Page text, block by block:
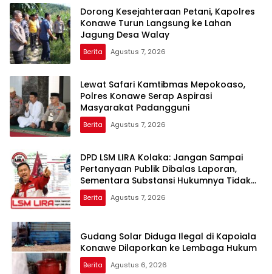
Dorong Kesejahteraan Petani, Kapolres
Konawe Turun Langsung ke Lahan
Jagung Desa Walay
Berita Agustus 7, 2026
Lewat Safari Kamtibmas Mepokoaso,
Polres Konawe Serap Aspirasi
Masyarakat Padangguni
Berita Agustus 7, 2026
DPD LSM LIRA Kolaka: Jangan Sampai
Pertanyaan Publik Dibalas Laporan,
Sementara Substansi Hukumnya Tidak
Pernah Dijelaskan Secara Terbuka
Berita Agustus 7, 2026
Gudang Solar Diduga Ilegal di Kapoiala
Konawe Dilaporkan ke Lembaga Hukum
Berita Agustus 6, 2026